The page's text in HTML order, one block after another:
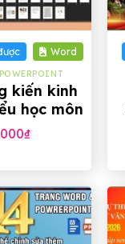
Word
kiến kinh
học môn
tự nhiên
₫